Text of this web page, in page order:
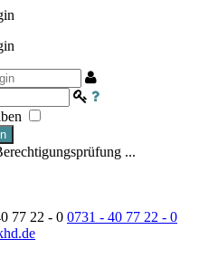
...
77 22 - 0 0731 - 40 77 22 - 0